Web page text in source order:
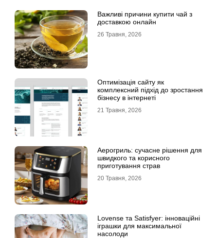
Важливі причини купити чай з
доставкою онлайн
26 Травня, 2026
Оптимізація сайту як
комплексний підхід до зростання
бізнесу в інтернеті
21 Травня, 2026
Аерогриль: сучасне рішення для
швидкого та корисного
приготування страв
20 Травня, 2026
Lovense та Satisfyer: інноваційні
іграшки для максимальної
насолоди